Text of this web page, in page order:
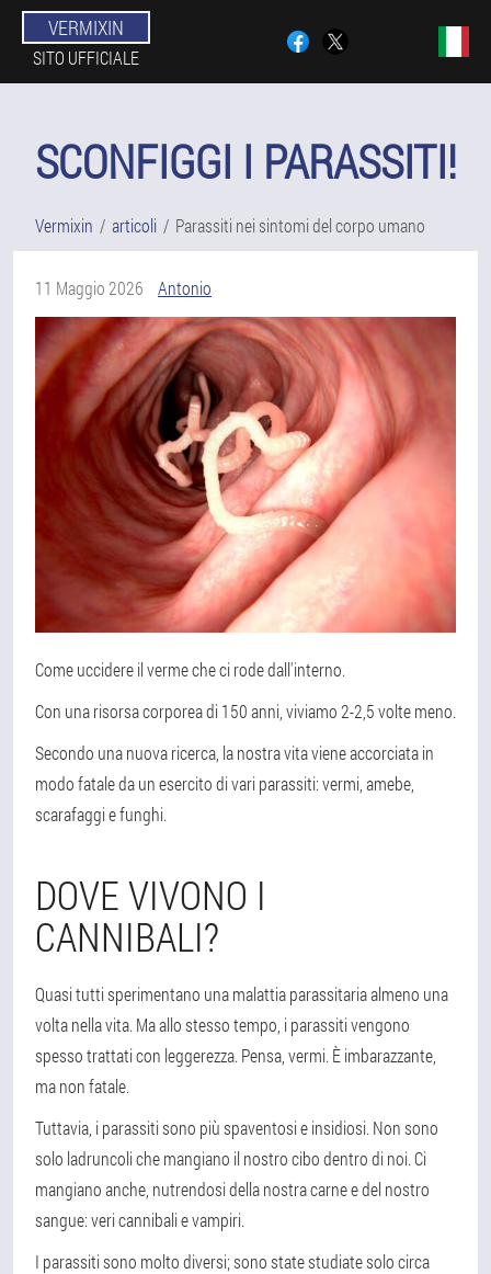
VERMIXIN
SITO UFFICIALE
SCONFIGGI I PARASSITI!
Vermixin articoli Parassiti nei sintomi del corpo umano
11 Maggio 2026 Antonio
Come uccidere il verme che ci rode dall'interno.
Con una risorsa corporea di 150 anni, viviamo 2-2,5 volte meno.
Secondo una nuova ricerca, la nostra vita viene accorciata in
modo fatale da un esercito di vari parassiti: vermi, amebe,
scarafaggi e funghi.
DOVE VIVONO I
CANNIBALI?
Quasi tutti sperimentano una malattia parassitaria almeno una
volta nella vita. Ma allo stesso tempo, i parassiti vengono
spesso trattati con leggerezza. Pensa, vermi. È imbarazzante,
ma non fatale.
Tuttavia, i parassiti sono più spaventosi e insidiosi. Non sono
solo ladruncoli che mangiano il nostro cibo dentro di noi. Ci
mangiano anche, nutrendosi della nostra carne e del nostro
sangue: veri cannibali e vampiri.
I parassiti sono molto diversi; sono state studiate solo circa